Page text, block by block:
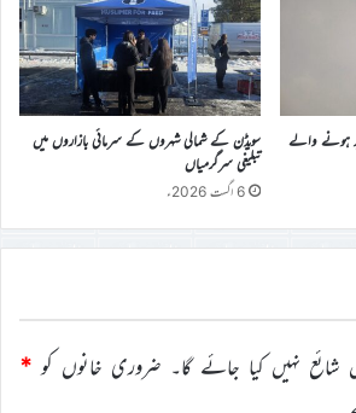
پر ہونے والے
سویڈن کے شمالی شہروں کے سرمائی بازاروں میں
تبلیغی سرگرمیاں
6 اگست 2026ء
نہیں کیا جائے گا۔ ضروری خانوں کو *